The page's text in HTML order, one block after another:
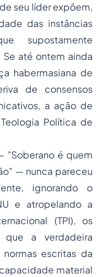
seu líder expõem,
das instâncias
supostamente
até ontem ainda
habermasiana de
de consensos
a ação de
Política de
"Soberano é quem
— nunca pareceu
ignorando o
e atropelando a
(TPI), os
que a verdadeira
escritas da
material